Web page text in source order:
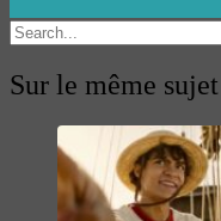
Sur le même sujet